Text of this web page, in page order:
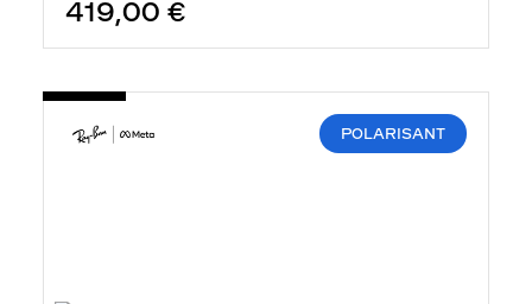
419,00 €
POLARISANT